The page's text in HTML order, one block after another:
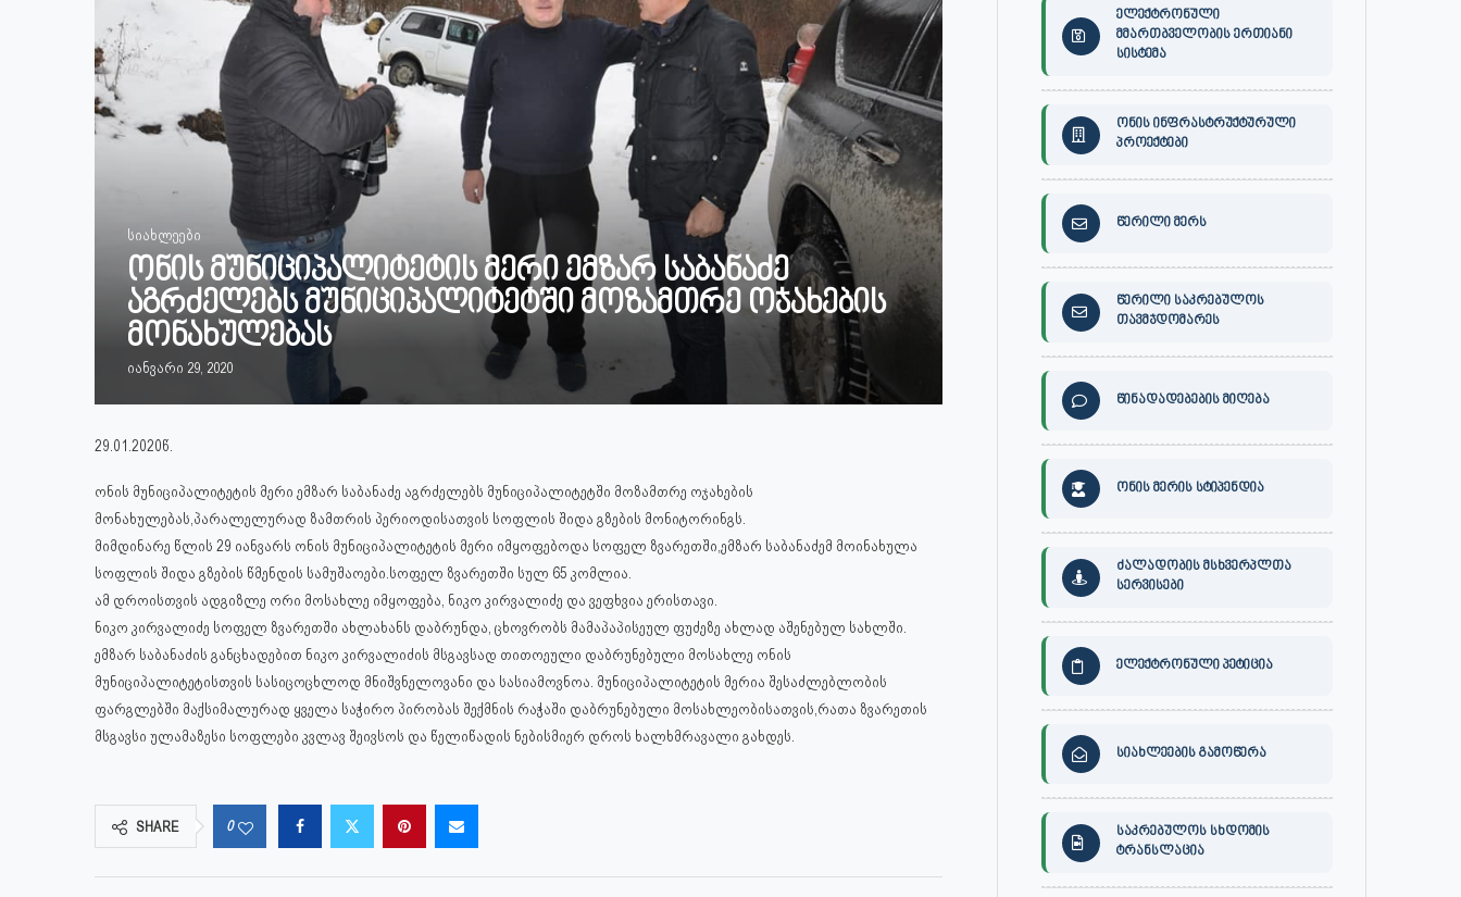
სიახლეები
ონის მუნიციპალიტეტის მერი ემზარ საბანაძე
აგრძელებს მუნიციპალიტეტში მოზამთრე ოჯახების
მონახულებას
იანვარი 29, 2020
29.01.2020წ.
ონის მუნიციპალიტეტის მერი ემზარ საბანაძე აგრძელებს მუნიციპალიტეტში მოზამთრე ოჯახების
მონახულებას,პარალელურად ზამთრის პერიოდისათვის სოფლის შიდა გზების მონიტორინგს.
მიმდინარე წლის 29 იანვარს ონის მუნიციპალიტეტის მერი იმყოფებოდა სოფელ ზვარეთში,ემზარ საბანაძემ მოინახულა
სოფლის შიდა გზების წმენდის სამუშაოები.სოფელ ზვარეთში სულ 65 კომლია.
ამ დროისთვის ადგიზლე ორი მოსახლე იმყოფება, ნიკო კირვალიძე და ვეფხვია ერისთავი.
ნიკო კირვალიძე სოფელ ზვარეთში ახლახანს დაბრუნდა, ცხოვრობს მამაპაპისეულ ფუძეზე ახლად აშენებულ სახლში.
ემზარ საბანაძის განცხადებით ნიკო კირვალიძის მსგავსად თითოეული დაბრუნებული მოსახლე ონის
მუნიციპალიტეტისთვის სასიცოცხლოდ მნიშვნელოვანი და სასიამოვნოა. მუნიციპალიტეტის მერია შესაძლებლობის
ფარგლებში მაქსიმალურად ყველა საჭირო პირობას შექმნის რაჭაში დაბრუნებული მოსახლეობისათვის,რათა ზვარეთის
მსგავსი ულამაზესი სოფლები კვლავ შეივსოს და წელიწადის ნებისმიერ დროს ხალხმრავალი გახდეს.
SHARE 0
ელექტრონული
მმართბველობის ერთიანი
სისტემა
ონის ინფრასტრუქტურული
პროექტები
წერილი მერს
წერილი საკრებულოს
თავმჯდომარეს
წინადადებების მიღება
ონის მერის სტიპენდია
ძალადობის მსხვერპლთა
სერვისები
ელექტრონული პეტიცია
სიახლეების გამოწერა
საკრებულოს სხდომის
ტრანსლაცია